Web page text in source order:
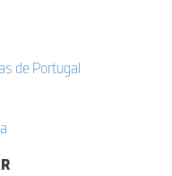
de Portugal